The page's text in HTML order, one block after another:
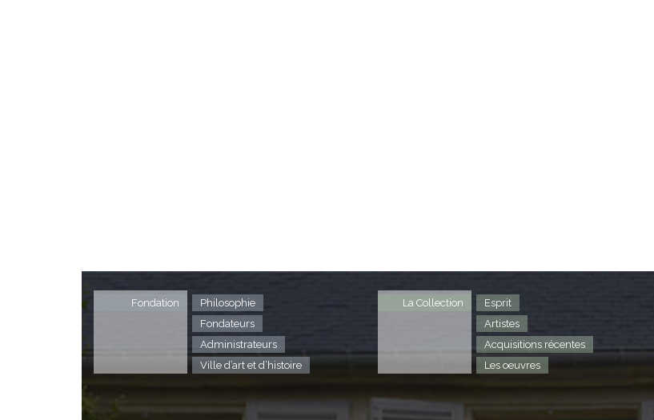
Fondation
Philosophie
Fondateurs
Administrateurs
Ville d’art et d’histoire
La Collection
Esprit
Artistes
Acquisitions récentes
Les oeuvres